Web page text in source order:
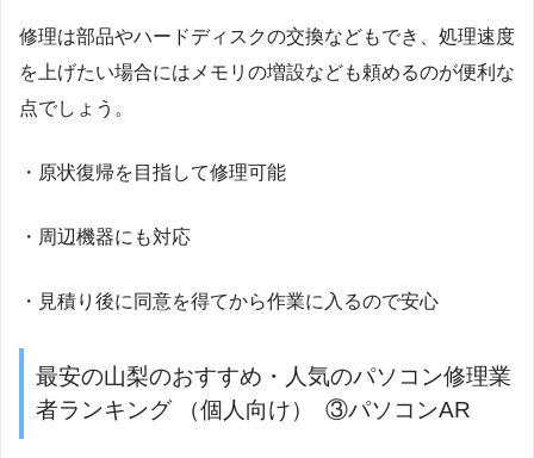
修理は部品やハードディスクの交換などもでき、処理速度
を上げたい場合にはメモリの増設なども頼めるのが便利な
点でしょう。
・原状復帰を目指して修理可能
・周辺機器にも対応
・見積り後に同意を得てから作業に入るので安心
最安の山梨のおすすめ・人気のパソコン修理業
者ランキング （個人向け） ③パソコンAR